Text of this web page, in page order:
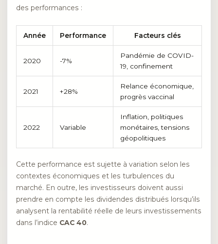
des performances :
Année Performance Facteurs clés
2020 -7%
Pandémie de COVID-
19, confinement
2021 +28%
Relance économique,
progrès vaccinal
2022 Variable
Inflation, politiques
monétaires, tensions
géopolitiques
Cette performance est sujette à variation selon les
contextes économiques et les turbulences du
marché. En outre, les investisseurs doivent aussi
prendre en compte les dividendes distribués lorsqu’ils
analysent la rentabilité réelle de leurs investissements
dans l’indice CAC 40.